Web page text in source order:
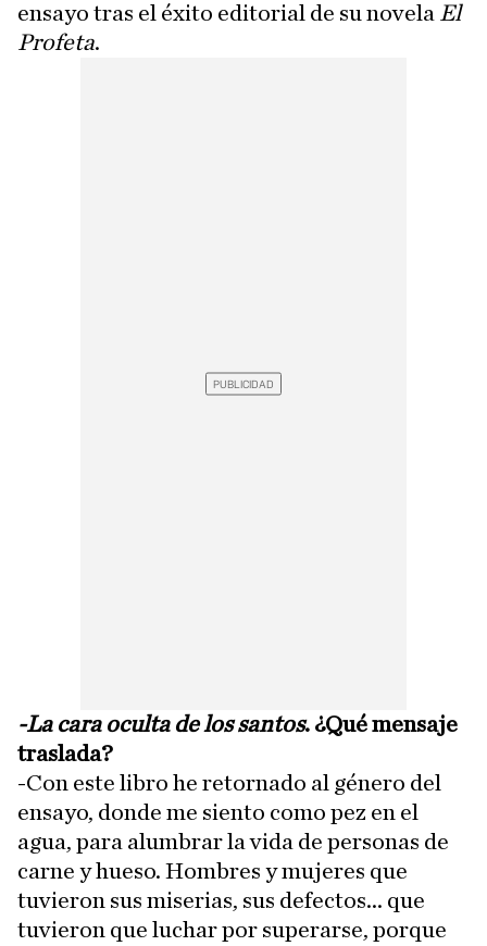
ensayo tras el éxito editorial de su novela El
Profeta.
-La cara oculta de los santos. ¿Qué mensaje
traslada?
-Con este libro he retornado al género del
ensayo, donde me siento como pez en el
agua, para alumbrar la vida de personas de
carne y hueso. Hombres y mujeres que
tuvieron sus miserias, sus defectos... que
tuvieron que luchar por superarse, porque